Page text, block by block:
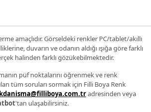
amaçlıdır. Görseldeki renkler PC/tablet/akıllı
duvarın ve odanın aldığı ışığa göre farklı
halinden farklı gözükebilmektedir.
püf noktalarını öğrenmek ve renk
tüm soruları sormak için Filli Boya Renk
adresinden veya
'tan ulaşabilirsiniz.